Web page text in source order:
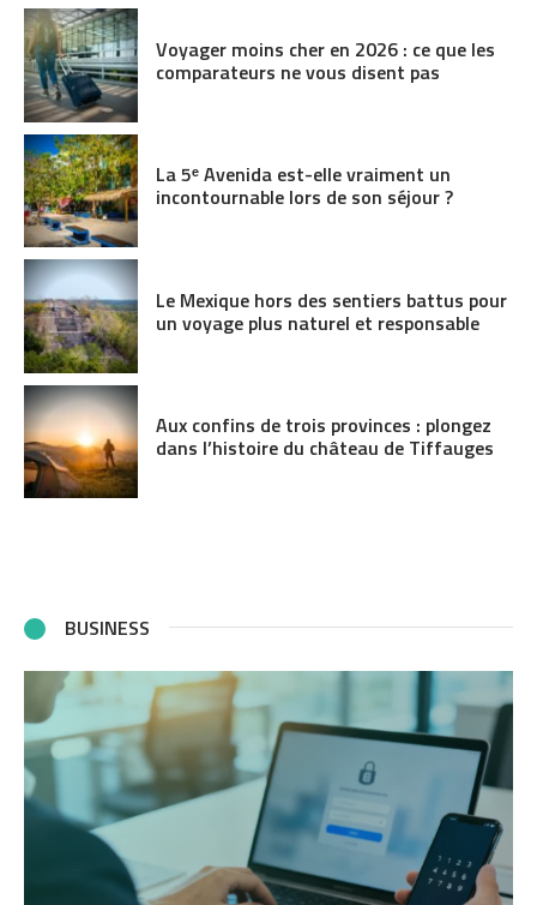
Voyager moins cher en 2026 : ce que les
comparateurs ne vous disent pas
La 5ᵉ Avenida est-elle vraiment un
incontournable lors de son séjour ?
Le Mexique hors des sentiers battus pour
un voyage plus naturel et responsable
Aux confins de trois provinces : plongez
dans l’histoire du château de Tiffauges
BUSINESS